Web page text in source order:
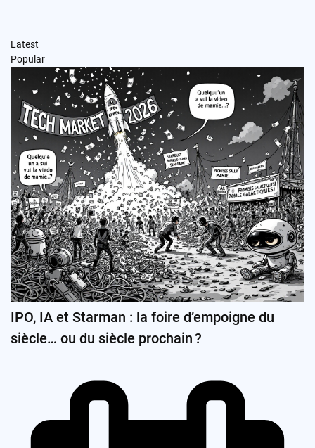
Latest
Popular
IPO, IA et Starman : la foire d’empoigne du
siècle… ou du siècle prochain ?